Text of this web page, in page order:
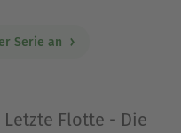
Serie an
Flotte - Die